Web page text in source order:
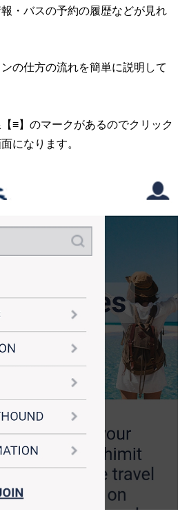
・バスの予約の履歴などが見れ
の仕方の流れを簡単に説明して
≡】のマークがあるのでクリック
になります。